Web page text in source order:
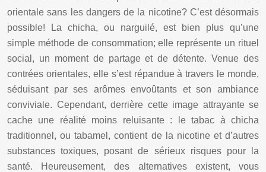
orientale sans les dangers de la nicotine? C’est désormais
possible! La chicha, ou narguilé, est bien plus qu’une
simple méthode de consommation; elle représente un rituel
social, un moment de partage et de détente. Venue des
contrées orientales, elle s’est répandue à travers le monde,
séduisant par ses arômes envoûtants et son ambiance
conviviale. Cependant, derrière cette image attrayante se
cache une réalité moins reluisante : le tabac à chicha
traditionnel, ou tabamel, contient de la nicotine et d’autres
substances toxiques, posant de sérieux risques pour la
santé. Heureusement, des alternatives existent, vous